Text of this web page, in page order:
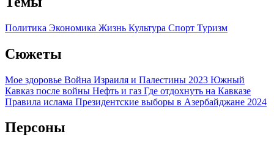
Политика Экономика Жизнь Культура Спорт Туризм
Сюжеты
Мое здоровье Война Израиля и Палестины 2023 Южный
Кавказ после войны Нефть и газ Где отдохнуть на Кавказе
Правила ислама Президентские выборы в Азербайджане 2024
Персоны